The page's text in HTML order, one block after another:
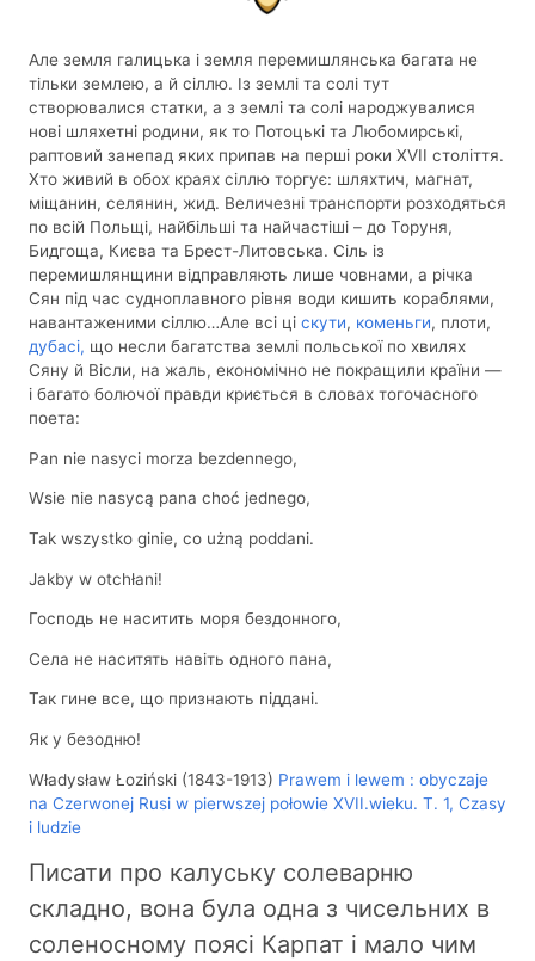
Але земля галицька і земля перемишлянська багата не
тільки землею, а й сіллю. Із землі та солі тут
створювалися статки, а з землі та солі народжувалися
нові шляхетні родини, як то Потоцькі та Любомирські,
раптовий занепад яких припав на перші роки XVII століття.
Хто живий в обох краях сіллю торгує: шляхтич, магнат,
міщанин, селянин, жид. Величезні транспорти розходяться
по всій Польщі, найбільші та найчастіші – до Торуня,
Бидгоща, Києва та Брест-Литовська. Сіль із
перемишлянщини відправляють лише човнами, а річка
Сян під час судноплавного рівня води кишить кораблями,
навантаженими сіллю…Але всі ці скути, коменьги, плоти,
дубасі, що несли багатства землі польської по хвилях
Сяну й Вісли, на жаль, економічно не покращили країни —
і багато болючої правди криється в словах тогочасного
поета:
Pan nie nasyci morza bezdennego,
Wsie nie nasycą pana choć jednego,
Tak wszystko ginie, co użną poddani.
Jakby w otchłani!
Господь не наситить моря бездонного,
Села не наситять навіть одного пана,
Так гине все, що признають піддані.
Як у безодню!
Władysław Łoziński (1843-1913) Prawem i lewem : obyczaje
na Czerwonej Rusi w pierwszej połowie XVII.wieku. T. 1, Czasy
i ludzie
Писати про калуську солеварню
складно, вона була одна з чисельних в
соленосному поясі Карпат і мало чим